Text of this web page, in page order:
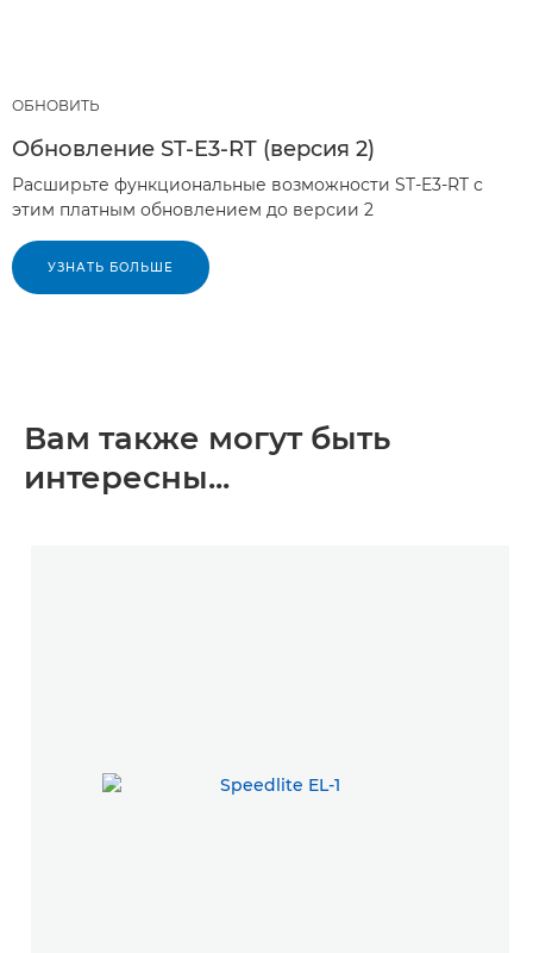
ОБНОВИТЬ
Обновление ST-E3-RT (версия 2)
Расширьте функциональные возможности ST-E3-RT с
этим платным обновлением до версии 2
УЗНАТЬ БОЛЬШЕ
Вам также могут быть
интересны...